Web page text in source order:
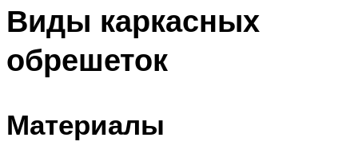
Виды каркасных
обрешеток
Материалы